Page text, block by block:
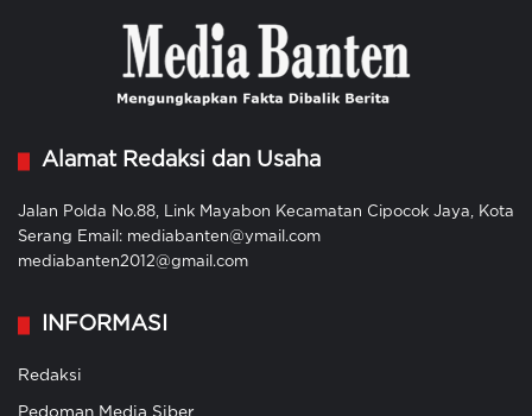
Alamat Redaksi dan Usaha
Jalan Polda No.88, Link Mayabon Kecamatan Cipocok Jaya, Kota
Serang Email: mediabanten@ymail.com
mediabanten2012@gmail.com
INFORMASI
Redaksi
Pedoman Media Siber